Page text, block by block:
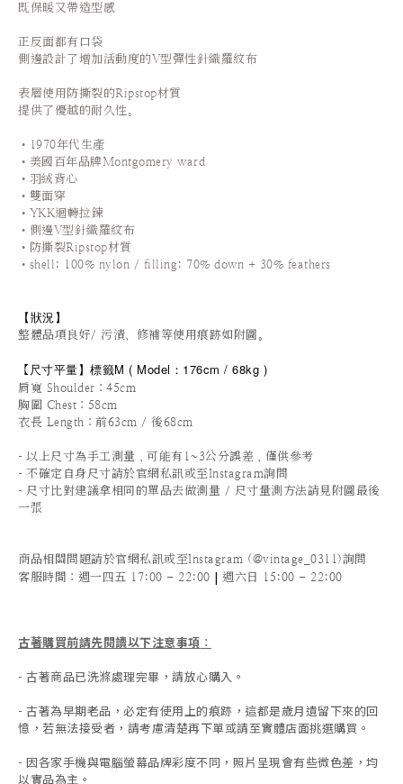
既保暖又帶造型感
正反面都有口袋
側邊設計了增加活動度的V型彈性針織羅紋布
表層使用防撕裂的Ripstop材質
提供了優越的耐久性。
•1970年代生產
•美國百年品牌Montgomery ward
•羽絨背心
•雙面穿
•YKK迴轉拉鍊
•側邊V型針織羅紋布
• 防撕裂Ripstop材質
•shell: 100% nylon / filling: 70% down + 30% feathers
【狀況】
整體品項良好/ 污漬、修補等使用痕跡如附圖。
【 尺寸平量】標籤M ( Model：176cm / 68kg )
肩寬 Shoulder：45cm
胸圍 Chest：58cm
衣長 Length：前63cm / 後68cm
- 以上尺寸為手工測量，可能有1~3公分誤差，僅供參考
- 不確定自身尺寸請於官網私訊或至Instagram詢問
- 尺寸比對建議拿相同的單品去做測量 / 尺寸量測方法請見附圖最後
一張
商品相關問題請於官網私訊或至Instagram (@vintage_0311)詢問
客服時間 ：週一四五 17:00 - 22:00 | 週六日 15:00 - 22:00
古著購買前請先閱讀以下注意事項 ：
- 古著商品已洗滌處理完畢，請放心購入。
- 古著為早期老品，必定有使用上的痕跡，這都是歲月遺留下來的回
憶，若無法接受者，請考慮清楚再下單或請至實體店面挑選購買。
- 因各家手機與電腦螢幕品牌彩度不同，照片呈現會有些微色差，均
以實品為主。